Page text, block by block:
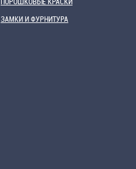
ЗАМКИ И ФУРНИТУРА